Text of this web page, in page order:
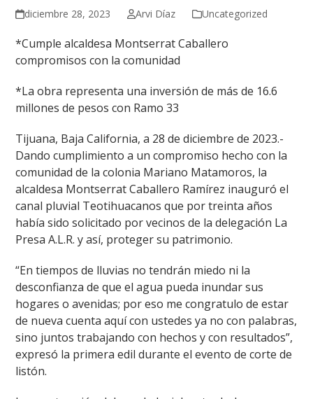
diciembre 28, 2023 Arvi Díaz Uncategorized
*Cumple alcaldesa Montserrat Caballero
compromisos con la comunidad
*La obra representa una inversión de más de 16.6
millones de pesos con Ramo 33
Tijuana, Baja California, a 28 de diciembre de 2023.-
Dando cumplimiento a un compromiso hecho con la
comunidad de la colonia Mariano Matamoros, la
alcaldesa Montserrat Caballero Ramírez inauguró el
canal pluvial Teotihuacanos que por treinta años
había sido solicitado por vecinos de la delegación La
Presa A.L.R. y así, proteger su patrimonio.
“En tiempos de lluvias no tendrán miedo ni la
desconfianza de que el agua pueda inundar sus
hogares o avenidas; por eso me congratulo de estar
de nueva cuenta aquí con ustedes ya no con palabras,
sino juntos trabajando con hechos y con resultados”,
expresó la primera edil durante el evento de corte de
listón.